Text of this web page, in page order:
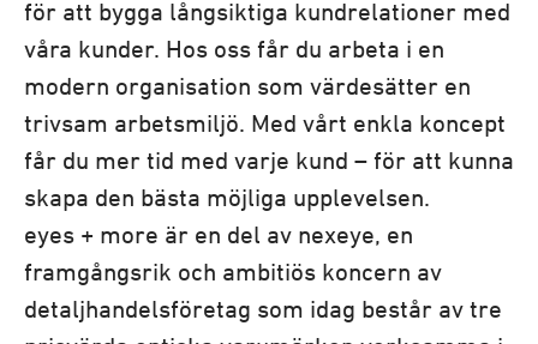
för att bygga långsiktiga kundrelationer med
våra kunder. Hos oss får du arbeta i en
modern organisation som värdesätter en
trivsam arbetsmiljö. Med vårt enkla koncept
får du mer tid med varje kund – för att kunna
skapa den bästa möjliga upplevelsen.
eyes + more är en del av nexeye, en
framgångsrik och ambitiös koncern av
detaljhandelsföretag som idag består av tre